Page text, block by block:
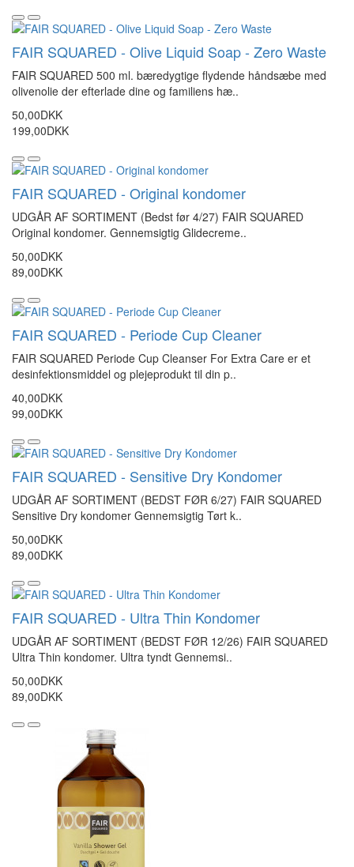
FAIR SQUARED - Olive Liquid Soap - Zero Waste
FAIR SQUARED 500 ml. bæredygtige flydende håndsæbe med
olivenolie der efterlade dine og familiens hæ..
50,00DKK
199,00DKK
FAIR SQUARED - Original kondomer
UDGÅR AF SORTIMENT (Bedst før 4/27) FAIR SQUARED
Original kondomer. Gennemsigtig Glidecreme..
50,00DKK
89,00DKK
FAIR SQUARED - Periode Cup Cleaner
FAIR SQUARED Periode Cup Cleanser For Extra Care er et
desinfektionsmiddel og plejeprodukt til din p..
40,00DKK
99,00DKK
FAIR SQUARED - Sensitive Dry Kondomer
UDGÅR AF SORTIMENT (BEDST FØR 6/27) FAIR SQUARED
Sensitive Dry kondomer Gennemsigtig Tørt k..
50,00DKK
89,00DKK
FAIR SQUARED - Ultra Thin Kondomer
UDGÅR AF SORTIMENT (BEDST FØR 12/26) FAIR SQUARED
Ultra Thin kondomer. Ultra tyndt Gennemsi..
50,00DKK
89,00DKK